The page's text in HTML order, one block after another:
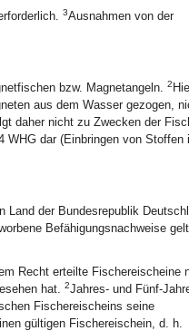
3Ausnahmen von der
bzw. Magnetangeln. 2
aus dem Wasser gezogen,
daher nicht zu Zwecken der
WHG dar (Einbringen von Stoffen
Land der Bundesrepublik
Befähigungsnachweise
Recht erteilte Fischereischeine
hat. 2Jahres- und Fünf-
Fischereischeins seine
gültigen Fischereischein, d. h.